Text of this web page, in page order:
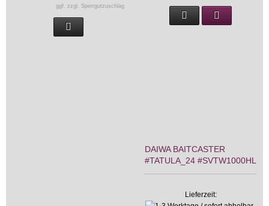
ggf. zzgl. Sperrgutzuschlag
DAIWA BAITCASTER
#TATULA_24 #SVTW1000HL
Lieferzeit: